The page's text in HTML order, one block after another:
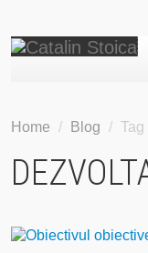
SERVICII
Home / Blog /